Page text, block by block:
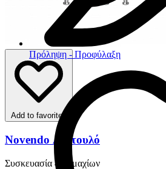
Πρόληψη - Προφύλαξη
Add to favorites
Novendo Λεντουλό
Συσκευασία 4 Tεμαχίων